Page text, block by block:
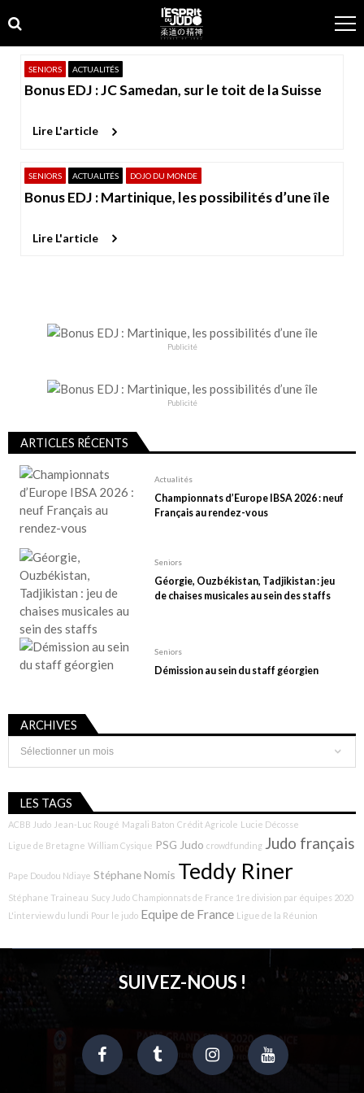
to
navigation
to
content
SENIORS ACTUALITÉS
Bonus EDJ : JC Samedan, sur le toit de la Suisse
Lire L'article
SENIORS ACTUALITÉS DOJO DU MONDE
Bonus EDJ : Martinique, les possibilités d’une île
Lire L'article
Publicité
Publicité
ARTICLES RÉCENTS
Actualités
Championnats d’Europe IBSA 2026 : neuf
Français au rendez-vous
Seniors
Géorgie, Ouzbékistan, Tadjikistan : jeu
de chaises musicales au sein des staffs
Seniors
Démission au sein du staff géorgien
ARCHIVES
Archives
LES TAGS
ACBB Judo Jean-Luc Rougé Magali Baton Crédit Agricole Lucie Décosse
Ligue de Bretagne William Cysique PSG Judo crowdfunding Judo français
Pape Doudou Ndiaye Stéphane Nomis Teddy Riner
Stéphane Traineau Sucy Judo Championnats de France 1re division par équipes 2020
L'interview du lundi Pour le judo Equipe de France Ligue de la Réunion
SUIVEZ-NOUS !